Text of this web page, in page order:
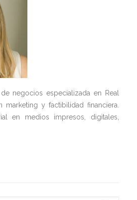
negocios especializada en Real
marketing y factibilidad financiera.
en medios impresos, digitales,